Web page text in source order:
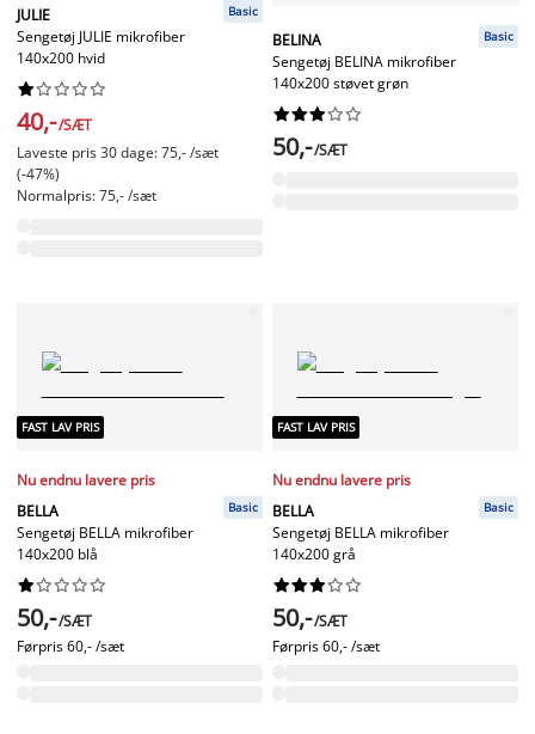
JULIE
Sengetøj JULIE mikrofiber
140x200 hvid
Basic






40,-/SÆT
Laveste pris 30 dage: 75,- /sæt
(-47%)
Normalpris: 75,- /sæt
BELINA
Sengetøj BELINA mikrofiber
140x200 støvet grøn
Basic






50,-/SÆT
FAST LAV PRIS
Nu endnu lavere pris
BELLA
Sengetøj BELLA mikrofiber
140x200 blå
Basic






50,-/SÆT
Førpris60,- /sæt
FAST LAV PRIS
Nu endnu lavere pris
BELLA
Sengetøj BELLA mikrofiber
140x200 grå
Basic






50,-/SÆT
Førpris60,- /sæt